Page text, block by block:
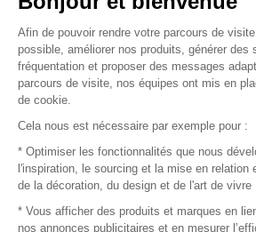
Plan du site
© 2016 –Organisation
Recrutement
Afin de pouvoir rendre votre parcours de
possible, améliorer nos produits, générer des
fréquentation et proposer des messages
parcours de visite, nos équipes ont mis en
de cookie.
Cela nous est nécessaire par exemple pour :
* Optimiser les fonctionnalités que nous
l'inspiration, le sourcing et la mise en relation
de la décoration, du design et de l'art de vivre
* Vous afficher des produits et marques en
nos annonces publicitaires et en mesurer